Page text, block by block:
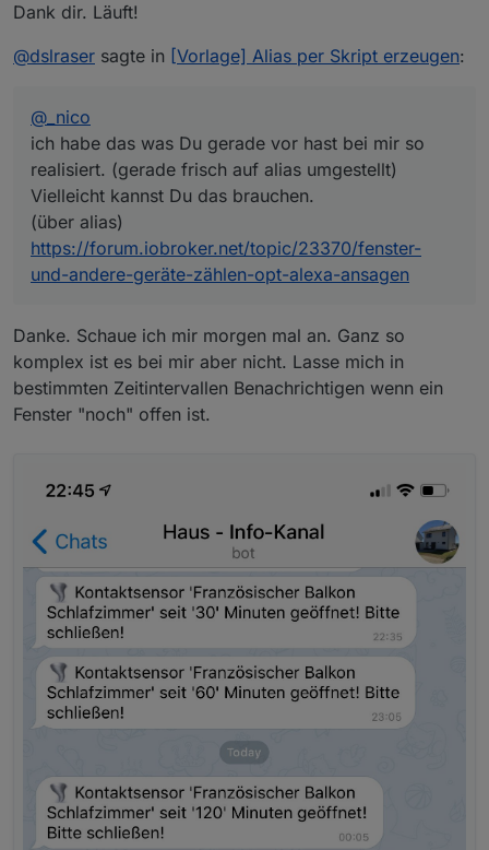
Dank dir. Läuft!
@dslraser sagte in [Vorlage] Alias per Skript erzeugen:
@ _nico
ich habe das was Du gerade vor hast bei mir so
realisiert. (gerade frisch auf alias umgestellt)
Vielleicht kannst Du das brauchen.
(über alias)
https://forum.iobroker.net/topic/23370/fenster-
und-andere-geräte-zählen-opt-alexa-ansagen
Danke. Schaue ich mir morgen mal an. Ganz so
komplex ist es bei mir aber nicht. Lasse mich in
bestimmten Zeitintervallen Benachrichtigen wenn ein
Fenster "noch" offen ist.